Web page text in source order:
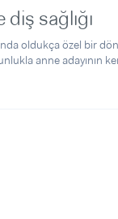
diş sağlığı
oldukça özel bir
anne adayının